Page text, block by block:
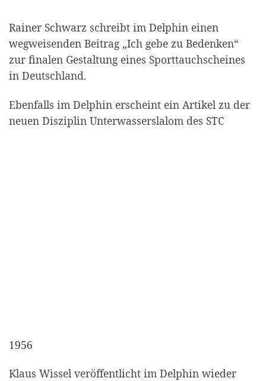
Rainer Schwarz schreibt im Delphin einen
wegweisenden Beitrag „Ich gebe zu Bedenken“
zur finalen Gestaltung eines Sporttauchscheines
in Deutschland.
Ebenfalls im Delphin erscheint ein Artikel zu der
neuen Disziplin Unterwasserslalom des STC
1956
Klaus Wissel veröffentlicht im Delphin wieder